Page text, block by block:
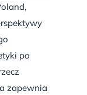
po
zapewnia